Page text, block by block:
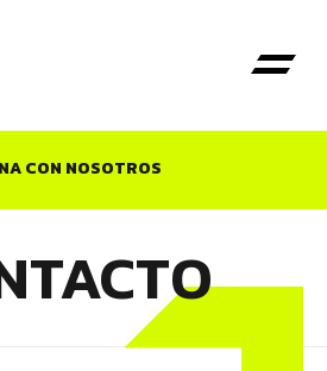
CON NOSOTROS